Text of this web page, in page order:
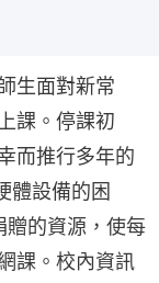
生面對新常
課。停課初
而推行多年的
體設備的困
贈的資源，使每
課。校內資訊